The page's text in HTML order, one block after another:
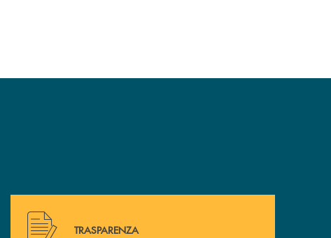
Hai bisogno di alcuni documenti ? Vai alla pagina della
TRASPARENZA